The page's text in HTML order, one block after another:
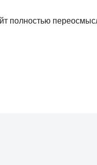
полностью